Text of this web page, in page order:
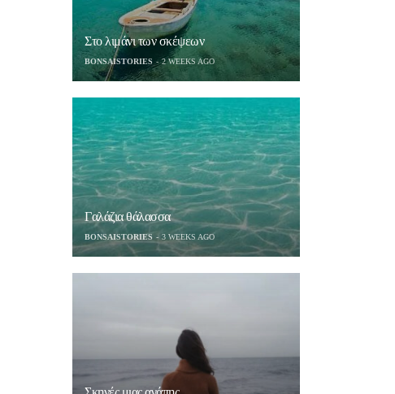
Στο λιμάνι των σκέψεων
BONSAISTORIES 2 WEEKS AGO
Γαλάζια θάλασσα
BONSAISTORIES 3 WEEKS AGO